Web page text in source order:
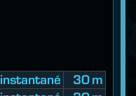
instantané
30 m